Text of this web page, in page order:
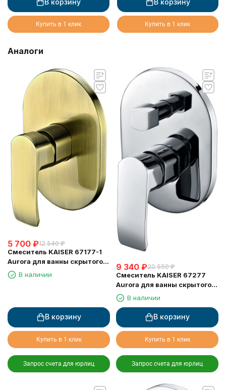
Купить в 1 клик Купить в 1 клик
Аналоги
5 700 ₽12 540 ₽
Смеситель KAISER 67177-1
Aurora для ванны скрытого
монтажа
В наличии
В корзину
Купить в 1 клик
Запрос счета для юрлиц
9 340 ₽20 550 ₽
Смеситель KAISER 67277
Aurora для ванны скрытого
монтажа
В наличии
В корзину
Купить в 1 клик
Запрос счета для юрлиц